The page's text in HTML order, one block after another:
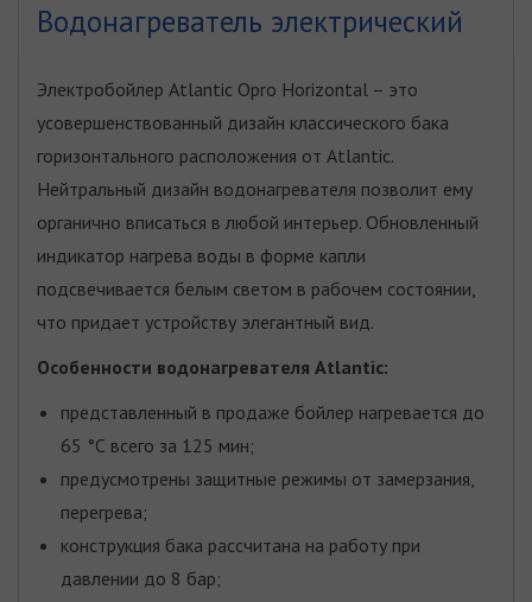
Водонагреватель электрический
Электробойлер Atlantic Opro Horizontal – это
усовершенствованный дизайн классического бака
горизонтального расположения от Atlantic.
Нейтральный дизайн водонагревателя позволит ему
органично вписаться в любой интерьер. Обновленный
индикатор нагрева воды в форме капли
подсвечивается белым светом в рабочем состоянии,
что придает устройству элегантный вид.
Особенности водонагревателя Atlantic:
представленный в продаже бойлер нагревается до
65 °С всего за 125 мин;
предусмотрены защитные режимы от замерзания,
перегрева;
конструкция бака рассчитана на работу при
давлении до 8 бар;